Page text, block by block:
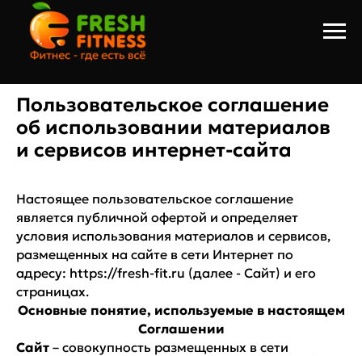
Пользовательское соглашение
об использовании материалов
и сервисов интернет-сайта
Настоящее пользовательское соглашение
является публичной офертой и определяет
условия использования материалов и сервисов,
размещенных на сайте в сети Интернет по
адресу: https://fresh-fit.ru (далее - Сайт) и его
страницах.
Основные понятие, используемые в настоящем
Соглашении
Сайт – совокупность размещенных в сети